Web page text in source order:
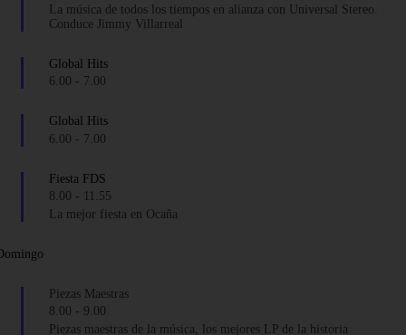
La música de todos los tiempos en alianza con Universal Stereo.
Conduce Jimmy Villarreal
Global Hits
6.00 - 7.00
Global Hits
6.00 - 7.00
Fiesta FDS
8.00 -
11.55
La mejor fiesta en Ocaña
Piezas Maestras
8.00 - 9.00
Piezas maestras de la música, los mejores LP de la historia